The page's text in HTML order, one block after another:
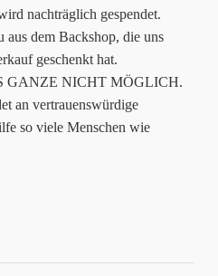
nachträglich gespendet.
aus dem Backshop, die uns
geschenkt hat.
GANZE NICHT MÖGLICH.
an vertrauenswürdige
so viele Menschen wie